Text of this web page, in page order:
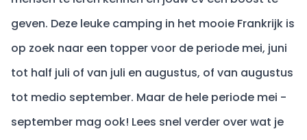
geven. Deze leuke camping in het mooie Frankrijk is
op zoek naar een topper voor de periode mei, juni
tot half juli of van juli en augustus, of van augustus
tot medio september. Maar de hele periode mei -
september mag ook! Lees snel verder over wat je